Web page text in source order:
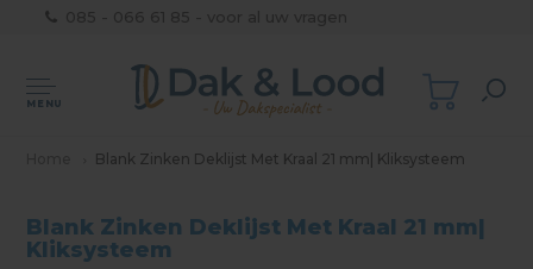
MENU
Blank Zinken Deklijst Met Kraal 21 mm| Kliksysteem
Blank Zinken Deklijst Met Kraal 21 mm|
Kliksysteem